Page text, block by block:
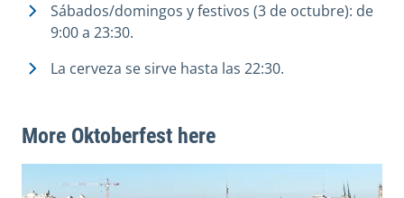
Sábados/domingos y festivos (3 de octubre): de
9:00 a 23:30.
La cerveza se sirve hasta las 22:30.
More Oktoberfest here